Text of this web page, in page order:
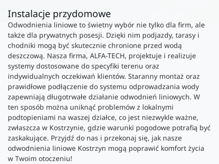
Instalacje przydomowe
Odwodnienia liniowe to świetny wybór nie tylko dla firm, ale
także dla prywatnych posesji. Dzięki nim podjazdy, tarasy i
chodniki mogą być skutecznie chronione przed wodą
deszczową. Nasza firma, ALFA-TECH, projektuje i realizuje
systemy dostosowane do specyfiki terenu oraz
indywidualnych oczekiwań klientów. Staranny montaż oraz
prawidłowe podłączenie do systemu odprowadzania wody
zapewniają długotrwałe działanie odwodnień liniowych. W
ten sposób można uniknąć problemów z lokalnymi
podtopieniami na waszej działce, co jest niezwykle ważne,
zwłaszcza w Kostrzynie, gdzie warunki pogodowe potrafią być
zaskakujące. Przyjdź do nas i przekonaj się, jak nasze
odwodnienia liniowe Kostrzyn mogą poprawić komfort życia
w Twoim otoczeniu!